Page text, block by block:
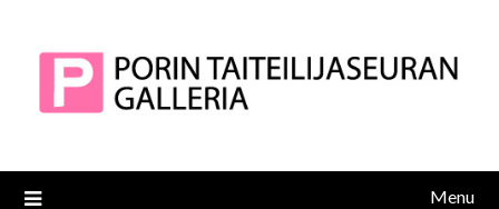
Menu